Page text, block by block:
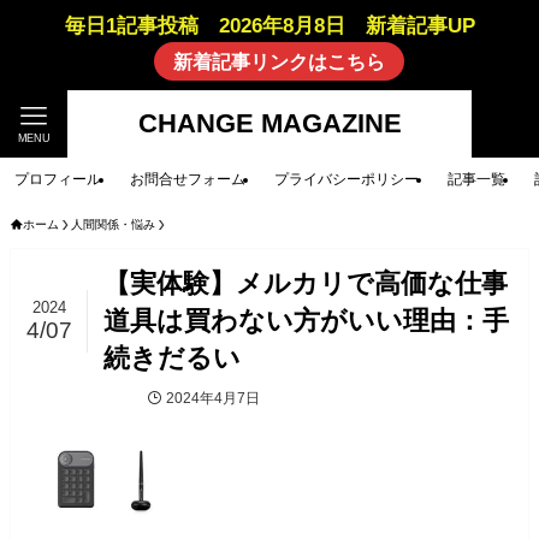
毎日1記事投稿 2026年8月8日 新着記事UP
新着記事リンクはこちら
CHANGE MAGAZINE
MENU
プロフィール お問合せフォーム プライバシーポリシー 記事一覧
ホーム 人間関係・悩み
【実体験】メルカリで高価な仕事
道具は買わない方がいい理由：手
続きだるい
2024
4/07
2024年4月7日